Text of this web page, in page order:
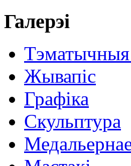
Галерэі
Жывапіс
Графіка
Скульптура